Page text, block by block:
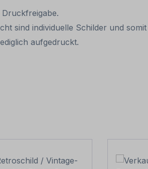
sind individuelle Schilder und
aufgedruckt.